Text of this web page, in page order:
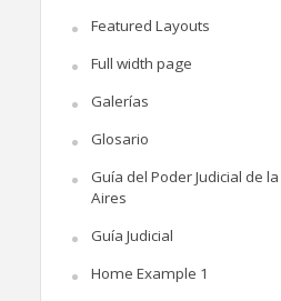
Featured Layouts
Full width page
Galerías
Glosario
Guía del Poder Judicial de
Aires
Guía Judicial
Home Example 1